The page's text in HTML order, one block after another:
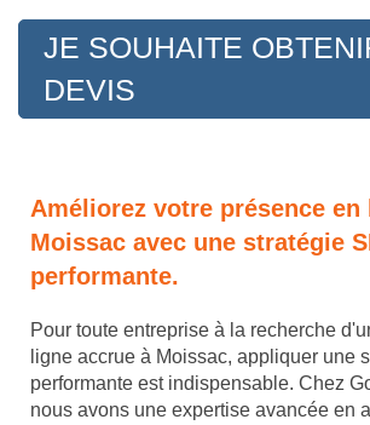
JE SOUHAITE
DEVIS
Améliorez votre présence en
Moissac avec une stratégie
performante.
Pour toute entreprise à la recherche
ligne accrue à Moissac, appliquer une
performante est indispensable. Chez
nous avons une expertise avancée en